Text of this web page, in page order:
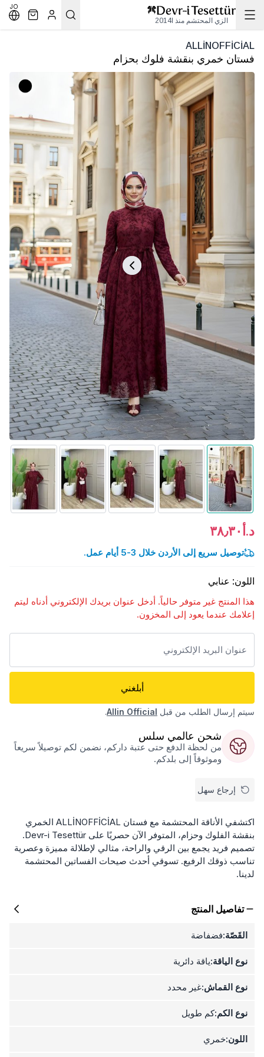
الزي المحتشم منذ 2014l
JO
ALLİNOFFİCİAL
فستان خمري بنقشة فلوك بحزام
د.أ٣٨٫٣٠
توصيل سريع إلى الأردن خلال 3-5 أيام عمل.
اللون: عنابي
هذا المنتج غير متوفر حالياً. أدخل عنوان بريدك الإلكتروني أدناه ليتم
إعلامك عندما يعود إلى المخزون.
أبلغني
سيتم إرسال الطلب من قبل Allin Official
.
شحن عالمي سلس
من لحظة الدفع حتى عتبة داركم، نضمن لكم توصيلاً سريعاً
وموثوقاً إلى بلدكم.
إرجاع سهل
اكتشفي الأناقة المحتشمة مع فستان ALLİNOFFİCİAL الخمري
بنقشة الفلوك وحزام، المتوفر الآن حصريًا على Devr-i Tesettür.
تصميم فريد يجمع بين الرقي والراحة، مثالي لإطلالة مميزة وعصرية
تناسب ذوقك الرفيع. تسوقي أحدث صيحات الفساتين المحتشمة
لدينا.
تفاصيل المنتج
القَصّة:فضفاضة
نوع الياقة:ياقة دائرية
نوع القماش:غير محدد
نوع الكم:كم طويل
اللون:خمري